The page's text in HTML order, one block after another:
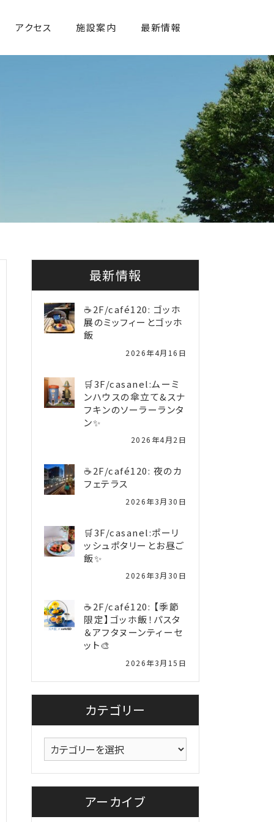
アクセス 施設案内 最新情報
最新情報
☕2F/café120: ゴッホ
展のミッフィーとゴッホ
飯
2026年4月16日
🛒3F/casanel:ムーミ
ンハウスの傘立て&スナ
フキンのソーラーランタ
ン✨️
2026年4月2日
☕2F/café120: 夜のカ
フェテラス
2026年3月30日
🛒3F/casanel:ポーリ
ッシュポタリーとお昼ご
飯✨
2026年3月30日
☕2F/café120: 【季節
限定】ゴッホ飯！パスタ
＆アフタヌーンティーセ
ット🎨
2026年3月15日
カテゴリー
カ
テ
ゴ
アーカイブ